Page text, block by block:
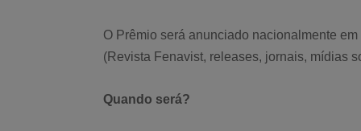
O Prêmio será anunciado nacionalmente
(Revista Fenavist, releases, jornais, mídias
Quando será?